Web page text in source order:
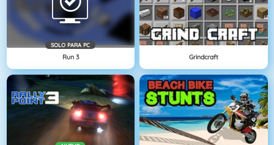
SOLO PARA PC
Run 3 Grindcraft